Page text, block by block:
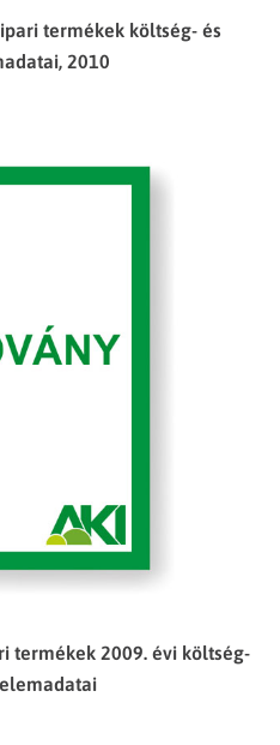
termékek költség- és
2010
termékek 2009. évi költség-